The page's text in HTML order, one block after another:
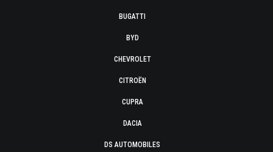
BUGATTI
BYD
CHEVROLET
CITROËN
CUPRA
DACIA
DS AUTOMOBILES